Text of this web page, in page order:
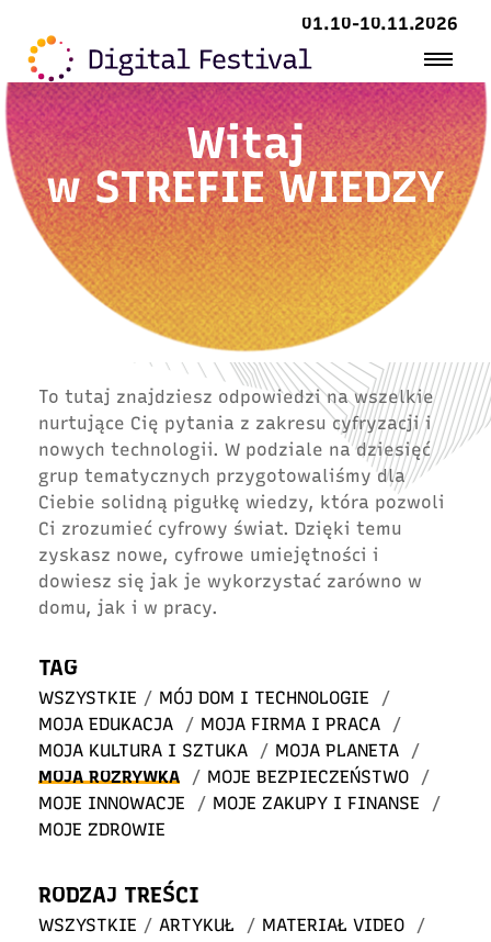
01.10-10.11.2026
Witaj
wSTREFIE WIEDZY
To tutaj znajdziesz odpowiedzi na wszelkie
nurtujące Cię pytania z zakresu cyfryzacji i
nowych technologii. W podziale na dziesięć
grup tematycznych przygotowaliśmy dla
Ciebie solidną pigułkę wiedzy, która pozwoli
Ci zrozumieć cyfrowy świat. Dzięki temu
zyskasz nowe, cyfrowe umiejętności i
dowiesz się jak je wykorzystać zarówno w
domu, jak i w pracy.
TAG
WSZYSTKIE / MÓJ DOM I TECHNOLOGIE
/
MOJA EDUKACJA
/ MOJA FIRMA I PRACA
/
MOJA KULTURA I SZTUKA
/ MOJA PLANETA
/
MOJA ROZRYWKA
/ MOJE BEZPIECZEŃSTWO
/
MOJE INNOWACJE
/ MOJE ZAKUPY I FINANSE
/
MOJE ZDROWIE
RODZAJ TREŚCI
WSZYSTKIE / ARTYKUŁ / MATERIAŁ VIDEO
/